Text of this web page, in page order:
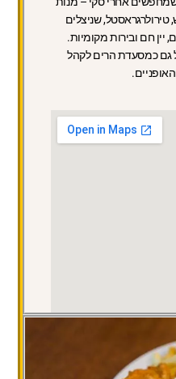
טירולרגראסטל, שניצלים
חם ובירות מקומיות.
גם כמסעדת הרים לקהל